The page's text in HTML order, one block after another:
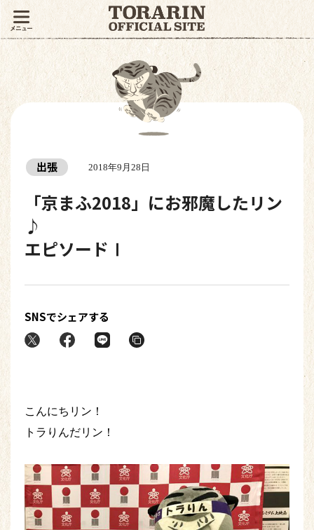
出張 2018年9月28日
「京まふ2018」にお邪魔したリン
♪
エピソードⅠ
SNSでシェアする
こんにちリン！
トラりんだリン！